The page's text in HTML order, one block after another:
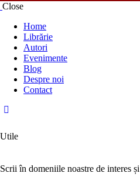
Close
Home
Librărie
Autori
Evenimente
Blog
Despre noi
Contact
Utile
Scrii în domeniile noastre de interes